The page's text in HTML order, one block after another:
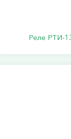
Реле РТИ-